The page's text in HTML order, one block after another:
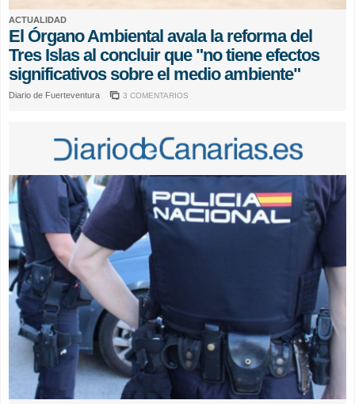
ACTUALIDAD
El Órgano Ambiental avala la reforma del
Tres Islas al concluir que "no tiene efectos
significativos sobre el medio ambiente"
Diario de Fuerteventura 3 COMENTARIOS